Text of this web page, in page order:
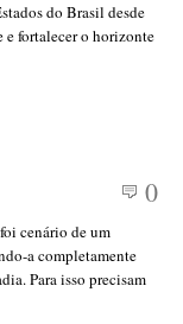
do Brasil desde
e fortalecer o horizonte
0
cenário de um
a completamente
Para isso precisam